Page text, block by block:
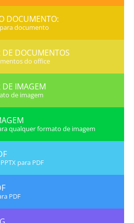
DOCUMENTO:
documento
DE DOCUMENTOS
do office
DE IMAGEM
de imagem
qualquer formato de imagem
para PDF
PDF